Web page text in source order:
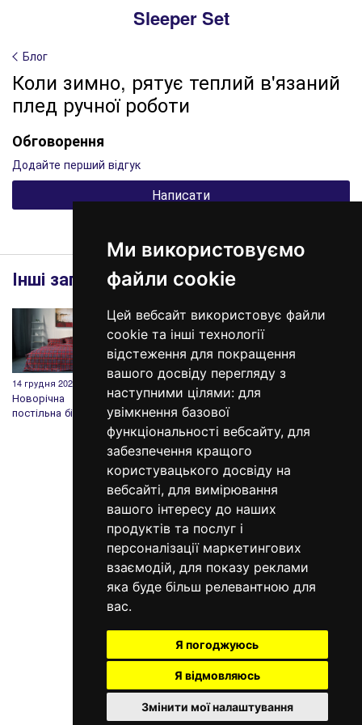
Ми використовуємо
файли cookie
Цей вебсайт використовує файли
cookie та інші технології
відстеження для покращення
вашого досвіду перегляду з
наступними цілями: для
увімкнення базової
функціональності вебсайту, для
забезпечення кращого
користувацького досвіду на
вебсайті, для вимірювання
вашого інтересу до наших
продуктів та послуг і
персоналізації маркетингових
взаємодій, для показу реклами
яка буде більш релевантною для
вас.
Я погоджуюсь
Я відмовляюсь
Змінити мої налаштування
Sleeper Set
Блог
Коли зимно, рятує теплий в'язаний
плед ручної роботи
Обговорення
Додайте перший відгук
Написати
Інші записи
14 грудня 2020
Новорічна
постільна білизна
19 березня 2020
Чому Вам варто
обрати Sleeper
Set?
12 лютого 2020
День Святого
Валентина: історія,
традиції та
подарунки
098 640-93-46
Контактна інформація
Повна версія сайту
© 2014—2026
Створи свій сон!
Рус
Eng